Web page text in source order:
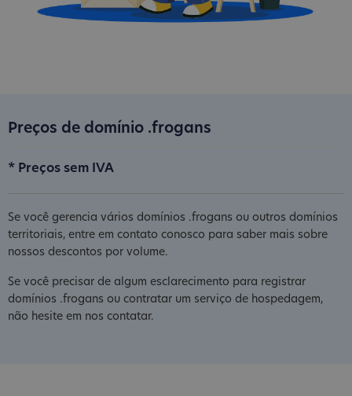
Preços de domínio .frogans
* Preços sem IVA
Se você gerencia vários domínios .frogans ou outros domínios
territoriais, entre em contato conosco para saber mais sobre
nossos descontos por volume.
Se você precisar de algum esclarecimento para registrar
domínios .frogans ou contratar um serviço de hospedagem,
não hesite em nos contatar.